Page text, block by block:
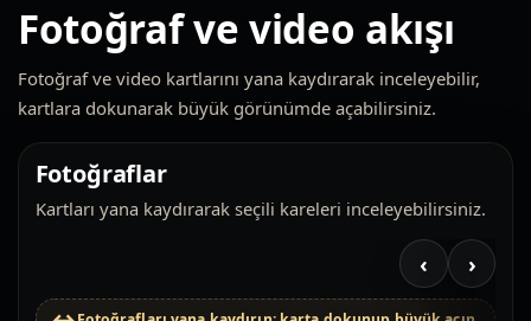
Fotoğraf ve video akışı
Fotoğraf ve video kartlarını yana kaydırarak inceleyebilir,
kartlara dokunarak büyük görünümde açabilirsiniz.
Fotoğraflar
Kartları yana kaydırarak seçili kareleri inceleyebilirsiniz.
‹ ›